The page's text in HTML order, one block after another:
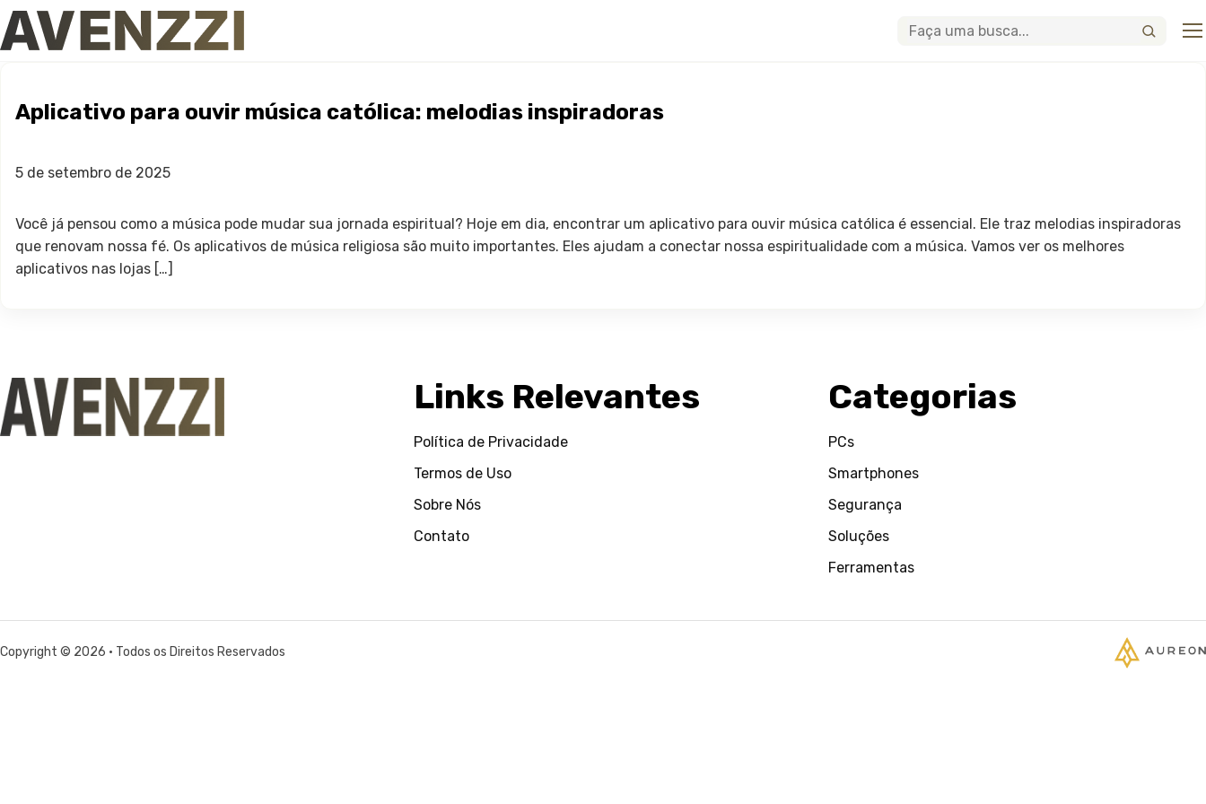
Buscar
Aplicativo para ouvir música católica: melodias inspiradoras
5 de setembro de 2025
Você já pensou como a música pode mudar sua jornada espiritual? Hoje em dia, encontrar um aplicativo para ouvir música católica é essencial. Ele traz melodias inspiradoras
que renovam nossa fé. Os aplicativos de música religiosa são muito importantes. Eles ajudam a conectar nossa espiritualidade com a música. Vamos ver os melhores
aplicativos nas lojas […]
Links Relevantes
Política de Privacidade
Termos de Uso
Sobre Nós
Contato
Categorias
PCs
Smartphones
Segurança
Soluções
Ferramentas
Copyright © 2026 • Todos os Direitos Reservados